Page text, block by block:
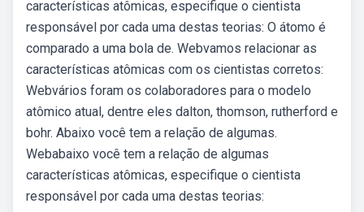
características atômicas, especifique o cientista
responsável por cada uma destas teorias: O átomo é
comparado a uma bola de. Webvamos relacionar as
características atômicas com os cientistas corretos:
Webvários foram os colaboradores para o modelo
atômico atual, dentre eles dalton, thomson, rutherford e
bohr. Abaixo você tem a relação de algumas.
Webabaixo você tem a relação de algumas
características atômicas, especifique o cientista
responsável por cada uma destas teorias: